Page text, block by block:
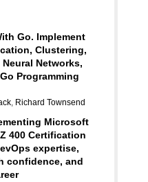
Go. Implement
Clustering,
Networks,
Programming
, Richard Townsend
Microsoft
400 Certification
expertise,
confidence, and